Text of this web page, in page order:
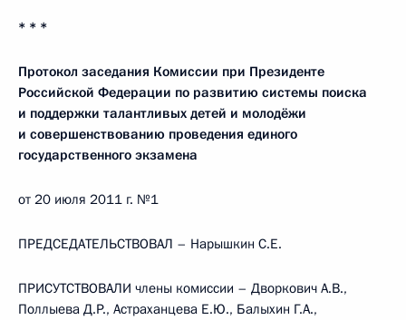
* * *
Протокол заседания Комиссии при Президенте
Российской Федерации по развитию системы поиска
и поддержки талантливых детей и молодёжи
и совершенствованию проведения единого
государственного экзамена
от 20 июля 2011 г. №1
ПРЕДСЕДАТЕЛЬСТВОВАЛ – Нарышкин С.Е.
ПРИСУТСТВОВАЛИ члены комиссии – Дворкович A.B.,
Поллыева Д.Р., Астраханцева Е.Ю., Балыхин Г.А.,